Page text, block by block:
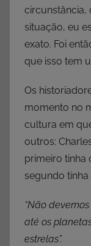
circunstância,
situação, eu
exato. Foi
que isso tem
Os
momento no
cultura em
outros:
primeiro tinha
segundo tinha
“Não
até os
estrelas”.